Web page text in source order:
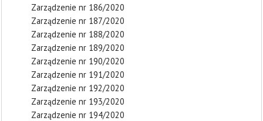
Zarządzenie nr 186/2020
Zarządzenie nr 187/2020
Zarządzenie nr 188/2020
Zarządzenie nr 189/2020
Zarządzenie nr 190/2020
Zarządzenie nr 191/2020
Zarządzenie nr 192/2020
Zarządzenie nr 193/2020
Zarządzenie nr 194/2020